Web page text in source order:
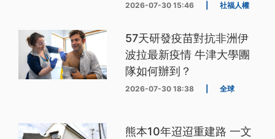
2026-07-30 15:46 社福人權
57天研發疫苗對抗非洲伊
波拉最新疫情 牛津大學團
隊如何辦到？
2026-07-30 18:38 全球
熊本10年迢迢重建路 一文